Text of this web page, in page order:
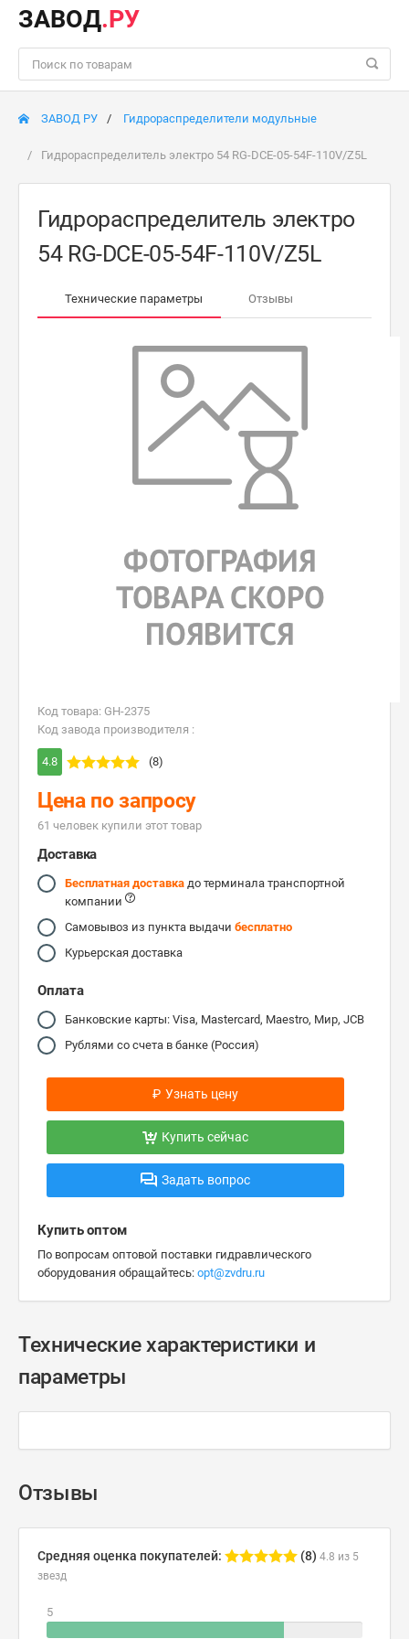
ЗАВОД.РУ
ЗАВОД РУ Гидрораспределители модульные
Гидрораспределитель электро 54 RG-DCE-05-54F-110V/Z5L
Гидрораспределитель электро
54 RG-DCE-05-54F-110V/Z5L
Технические параметры Отзывы
Код товара: GH-2375
Код завода производителя :
4.8 (8)
Цена по запросу
61 человек купили этот товар
Доставка
Бесплатная доставка до терминала транспортной
компании
Самовывоз из пункта выдачи бесплатно
Курьерская доставка
Оплата
Банковские карты: Visa, Mastercard, Maestro, Мир, JCB
Рублями со счета в банке (Россия)
₽ Узнать цену
Купить сейчас
Задать вопрос
Купить оптом
По вопросам оптовой поставки гидравлического
оборудования обращайтесь: opt@zvdru.ru
Технические характеристики и
параметры
Отзывы
Средняя оценка покупателей: (8) 4.8 из 5
звезд
5